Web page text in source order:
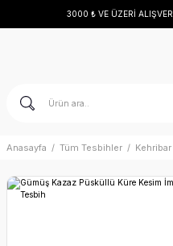
3000 ₺ VE ÜZERİ
Anasayfa Tüm Tesbihler Kehribar